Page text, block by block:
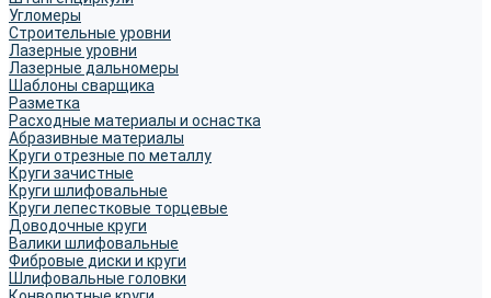
Угломеры
Строительные уровни
Лазерные уровни
Лазерные дальномеры
Шаблоны сварщика
Разметка
Расходные материалы и оснастка
Абразивные материалы
Круги отрезные по металлу
Круги зачистные
Круги шлифовальные
Круги лепестковые торцевые
Доводочные круги
Валики шлифовальные
Фибровые диски и круги
Шлифовальные головки